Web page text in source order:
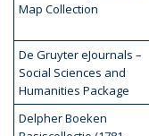
Map Collection
De Gruyter eJournals –
Social Sciences and
Humanities Package
Delpher Boeken